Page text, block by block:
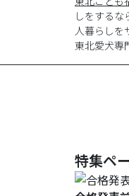
しをするな
人暮らしを
東北愛犬専
特集ペ